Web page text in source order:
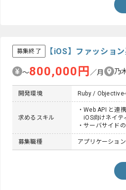
募集終了 【iOS】ファッショ
〜800,000円 ／月 乃
開発環境 Ruby /
求めるスキル
・Web API と連
iOS向けネイテ
・サーバサイド
募集職種 アプリケーショ